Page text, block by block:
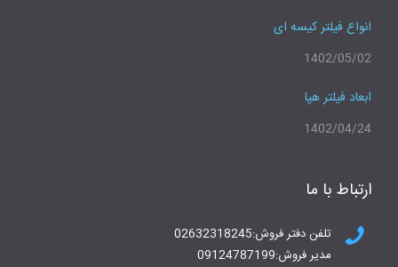
انواع فیلتر کیسه ای
1402/05/02
ابعاد فیلتر هپا
1402/04/24
ارتباط با ما
تلفن دفتر فروش:02632318245
مدیر فروش:09124787199